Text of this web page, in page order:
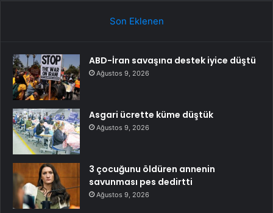
Son Eklenen
ABD-İran savaşına destek iyice düştü
Ağustos 9, 2026
Asgari ücrette küme düştük
Ağustos 9, 2026
3 çocuğunu öldüren annenin
savunması pes dedirtti
Ağustos 9, 2026